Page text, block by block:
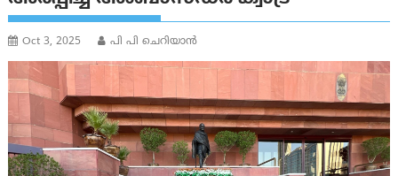
Oct 3, 2025 പി പി ചെറിയാൻ